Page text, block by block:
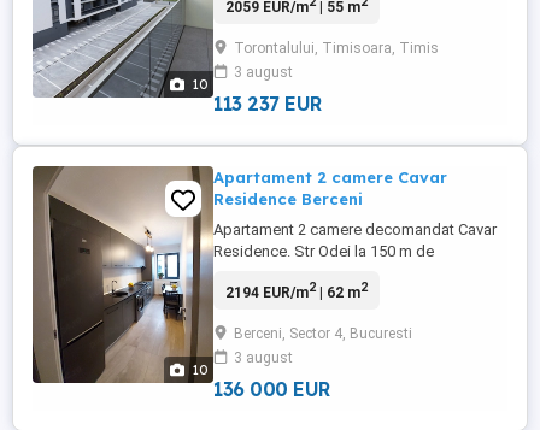
10
rezidențiale și 3 orașe diferite, Elite Grup
dezvoltatorilor din România. Suntem
amplasați în zona de Nord, cel mai
dinamic punct al orașului Timișoara.
2059 EUR/m | 55 m
Torontalului, Timisoara, Timis
3 august
113 237 EUR
10
Apartament 2 camere Cavar
Residence Berceni
Apartament 2 camere decomandat Cavar
Residence. Str Odei la 150 m de
Brâncoveanu, lângă Lidl. Suprafața 61,8
mobilata, debara, balcon închis și cu
încălzire, tâmplărie cu geamuri tripan,
centrala termica proprie, tavane ...
2194 EUR/m2| 62 m2
Berceni, Sector 4, Bucuresti
3 august
136 000 EUR